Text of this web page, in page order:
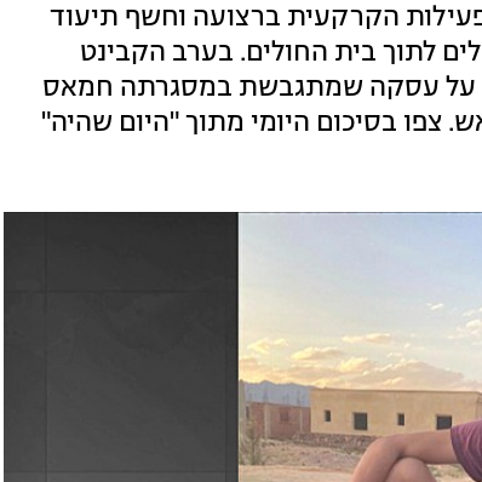
את הפעילות הקרקעית ברצועה וחשף תיעוד
לתוך בית החולים. בערב הקבינט
על עסקה שמתגבשת במסגרתה חמאס